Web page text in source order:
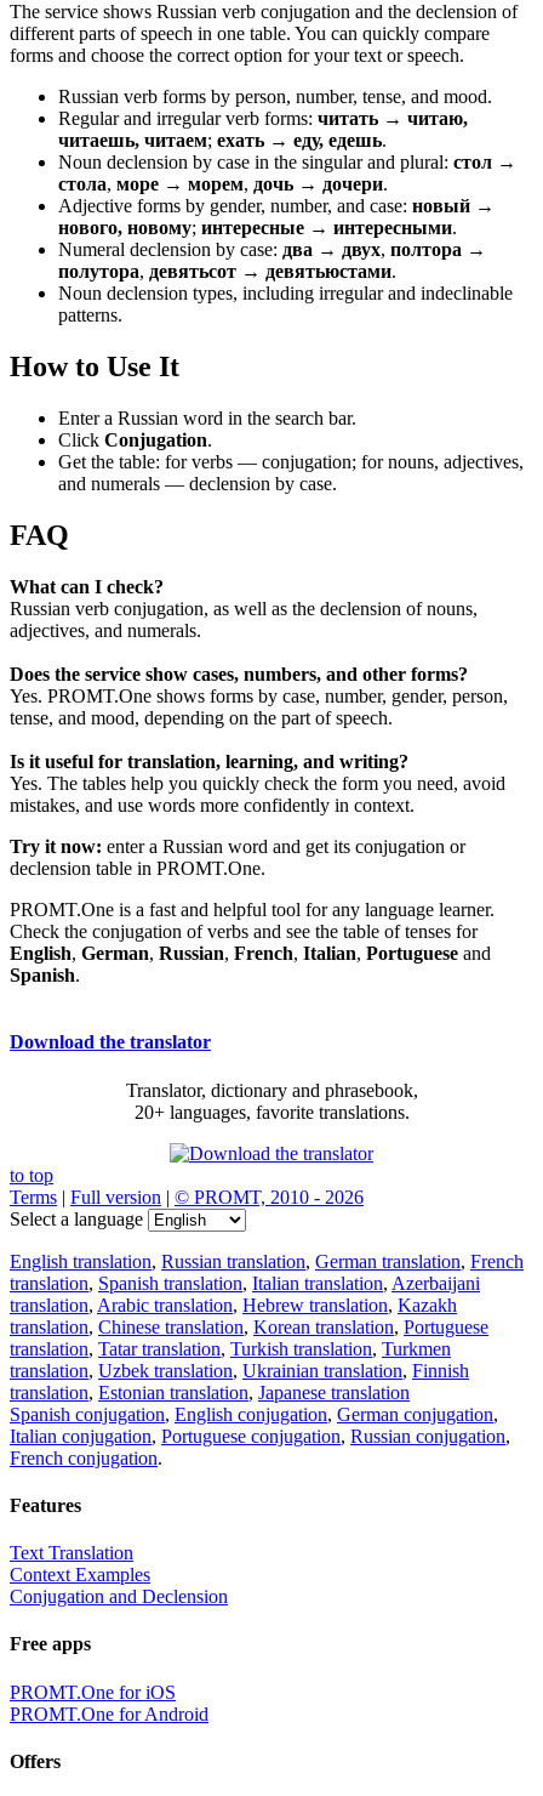
The service shows Russian verb conjugation and the declension of
different parts of speech in one table. You can quickly compare
forms and choose the correct option for your text or speech.
Russian verb forms by person, number, tense, and mood.
Regular and irregular verb forms: читать → читаю,
читаешь, читаем; ехать → еду, едешь.
Noun declension by case in the singular and plural: стол →
стола, море → морем, дочь → дочери.
Adjective forms by gender, number, and case: новый →
нового, новому; интересные → интересными.
Numeral declension by case: два → двух, полтора →
полутора, девятьсот → девятьюстами.
Noun declension types, including irregular and indeclinable
patterns.
How to Use It
Enter a Russian word in the search bar.
Click Conjugation.
Get the table: for verbs — conjugation; for nouns, adjectives,
and numerals — declension by case.
FAQ
What can I check?
Russian verb conjugation, as well as the declension of nouns,
adjectives, and numerals.
Does the service show cases, numbers, and other forms?
Yes. PROMT.One shows forms by case, number, gender, person,
tense, and mood, depending on the part of speech.
Is it useful for translation, learning, and writing?
Yes. The tables help you quickly check the form you need, avoid
mistakes, and use words more confidently in context.
Try it now: enter a Russian word and get its conjugation or
declension table in PROMT.One.
PROMT.One is a fast and helpful tool for any language learner.
Check the conjugation of verbs and see the table of tenses for
English, German, Russian, French, Italian, Portuguese and
Spanish.
Download the translator
Translator, dictionary and phrasebook,
20+ languages, favorite translations.
to top
Terms | Full version | © PROMT, 2010 - 2026
Select a language
English translation, Russian translation, German translation, French
translation, Spanish translation, Italian translation, Azerbaijani
translation, Arabic translation, Hebrew translation, Kazakh
translation, Chinese translation, Korean translation, Portuguese
translation, Tatar translation, Turkish translation, Turkmen
translation, Uzbek translation, Ukrainian translation, Finnish
translation, Estonian translation, Japanese translation
Spanish conjugation, English conjugation, German conjugation,
Italian conjugation, Portuguese conjugation, Russian conjugation,
French conjugation.
Features
Text Translation
Context Examples
Conjugation and Declension
Free apps
PROMT.One for iOS
PROMT.One for Android
Offers